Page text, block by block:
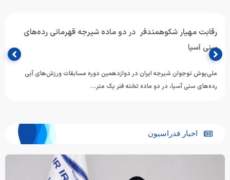
رقابت مهیار شکوهمندفر در دو ماده شیرجه قهرمانی رده‌های
سنی آسیا
ملی‌پوش نوجوان شیرجه ایران در دوازدهمین دوره مسابقات ورزش‌های آبی
رده‌های سنی آسیا، در دو ماده تخته فنر یک متر…
اخبار فدراسیون